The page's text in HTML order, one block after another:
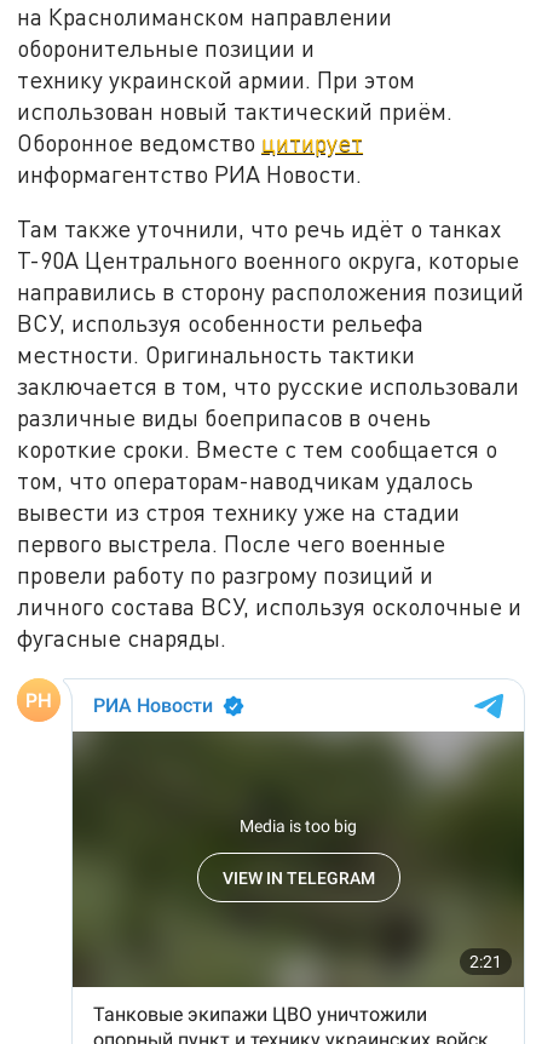
на Краснолиманском направлении
оборонительные позиции и
технику украинской армии. При этом
использован новый тактический приём.
Оборонное ведомство цитирует
информагентство РИА Новости.
Там также уточнили, что речь идёт о танках
Т-90А Центрального военного округа, которые
направились в сторону расположения позиций
ВСУ, используя особенности рельефа
местности. Оригинальность тактики
заключается в том, что русские использовали
различные виды боеприпасов в очень
короткие сроки. Вместе с тем сообщается о
том, что операторам-наводчикам удалось
вывести из строя технику уже на стадии
первого выстрела. После чего военные
провели работу по разгрому позиций и
личного состава ВСУ, используя осколочные и
фугасные снаряды.